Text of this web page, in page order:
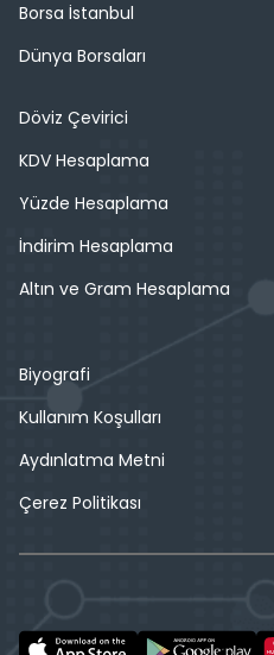
Borsa İstanbul
Dünya Borsaları
Döviz Çevirici
KDV Hesaplama
Yüzde Hesaplama
İndirim Hesaplama
Altın ve Gram Hesaplama
Biyografi
Kullanım Koşulları
Aydınlatma Metni
Çerez Politikası